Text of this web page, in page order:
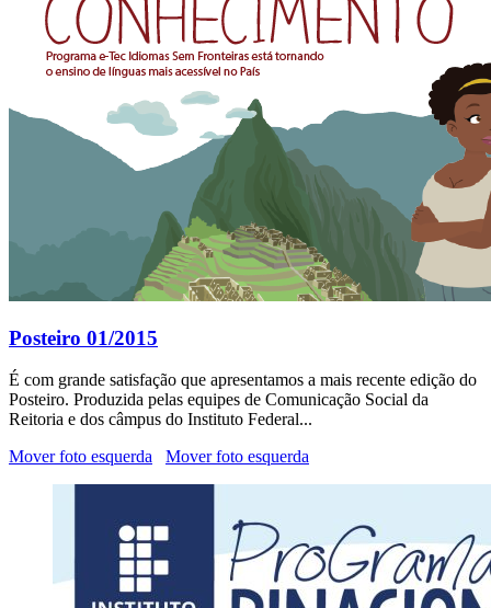
Posteiro 01/2015
É com grande satisfação que apresentamos a mais recente edição do
Posteiro. Produzida pelas equipes de Comunicação Social da
Reitoria e dos câmpus do Instituto Federal...
Mover foto esquerda
Mover foto esquerda